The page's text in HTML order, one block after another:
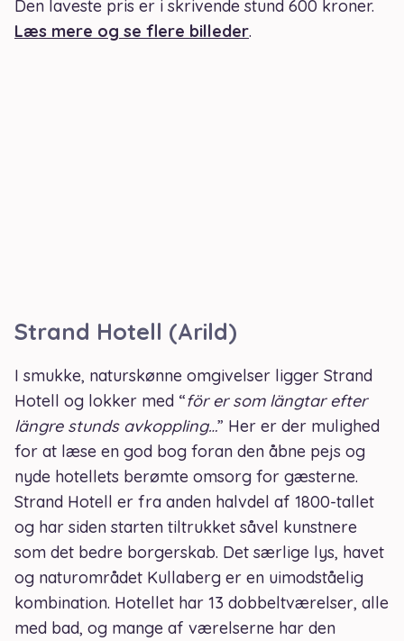
Den laveste pris er i skrivende stund 600 kroner.
Læs mere og se flere billeder.
Strand Hotell (Arild)
I smukke, naturskønne omgivelser ligger Strand
Hotell og lokker med “för er som längtar efter
längre stunds avkoppling…” Her er der mulighed
for at læse en god bog foran den åbne pejs og
nyde hotellets berømte omsorg for gæsterne.
Strand Hotell er fra anden halvdel af 1800-tallet
og har siden starten tiltrukket såvel kunstnere
som det bedre borgerskab. Det særlige lys, havet
og naturområdet Kullaberg er en uimodståelig
kombination. Hotellet har 13 dobbeltværelser, alle
med bad, og mange af værelserne har den